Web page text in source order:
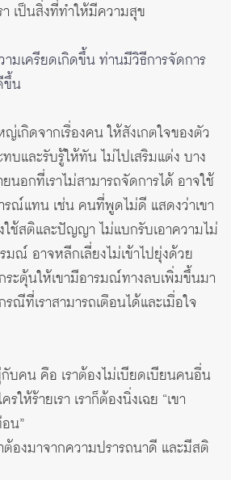
เป็นสิ่งที่ทำให้มีความสุข
มเครียดเกิดขึ้น ท่านมีวิธีการจัดการ
ขึ้น
เกิดจากเรื่องคน ให้สังเกตใจของตัว
ทบและรับรู้ให้ทัน ไม่ไปเสริมแต่ง บาง
นอกที่เราไม่สามารถจัดการได้ อาจใช้
รณ์แทน เช่น คนที่พูดไม่ดี แสดงว่าเขา
ใช้สติและปัญญา ไม่แบกรับเอาความไม่
ณ์ อาจหลีกเลี่ยงไม่เข้าไปยุ่งด้วย
ะตุ้นให้เขามีอารมณ์ทางลบเพิ่มขึ้นมา
ณีที่เราสามารถเตือนได้และเมื่อใจ
บคน คือ เราต้องไม่เบียดเบียนคนอื่น
ให้ร้ายเรา เราก็ต้องนิ่งเฉย “เขา
น”
องมาจากความปรารถนาดี และมีสติ